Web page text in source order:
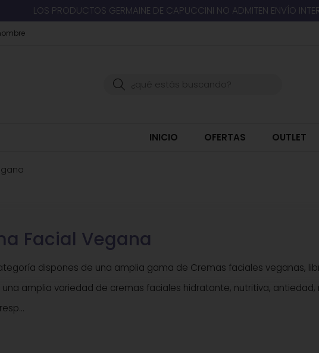
LOS PRODUCTOS GERMAINE DE CAPUCCINI NO ADMITEN ENVÍO
Buscar
INICIO OFERTAS OUTLET
Facial Vegana
dispones de una amplia gama de Cremas faciales veganas,
una amplia variedad de cremas faciales hidratante, nutritiva,
...